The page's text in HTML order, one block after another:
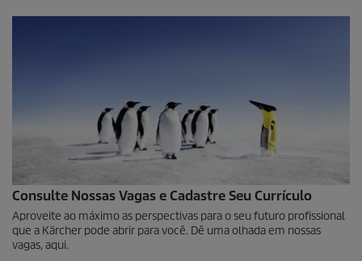
Consulte Nossas Vagas e Cadastre Seu Currículo
Aproveite ao máximo as perspectivas para o seu futuro profissional
que a Kärcher pode abrir para você. Dê uma olhada em nossas
vagas, aqui.